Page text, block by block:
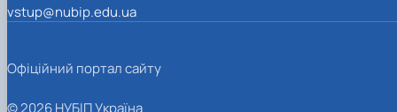
vstup@nubip.edu.ua
Офіційний портал сайту
© 2026 НУБІП Україна